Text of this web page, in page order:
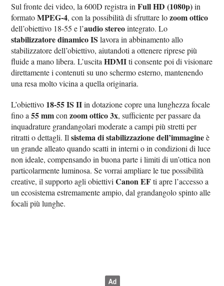
Sul fronte dei video, la 600D registra inFull HD (1080p)in
formatoMPEG‑4, con la possibilità di sfruttare lozoom ottico
dell’obiettivo 18‑55 e l’audio stereointegrato. Lo
stabilizzatore dinamico IS lavora in abbinamento allo
stabilizzatore dell’obiettivo, aiutandoti a ottenere riprese più
fluide a mano libera. L’uscitaHDMIti consente poi di visionare
direttamente i contenuti su uno schermo esterno, mantenendo
una resa molto vicina a quella originaria.
L’obiettivo 18‑55 IS IIin dotazione copre una lunghezza focale
fino a55 mmconzoom ottico 3x, sufficiente per passare da
inquadrature grandangolari moderate a campi più stretti per
ritratti o dettagli. Ilsistema di stabilizzazione dell’immagineè
un grande alleato quando scatti in interni o in condizioni di luce
non ideale, compensando in buona parte i limiti di un’ottica non
particolarmente luminosa. Se vorrai ampliare le tue possibilità
creative, il supporto agli obiettiviCanon EFti apre l’accesso a
un ecosistema estremamente ampio, dal grandangolo spinto alle
focali più lunghe.